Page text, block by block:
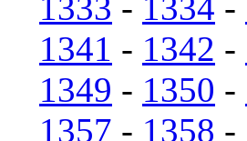
1341 - 1342 -
1349 - 1350 -
1357 - 1358 -